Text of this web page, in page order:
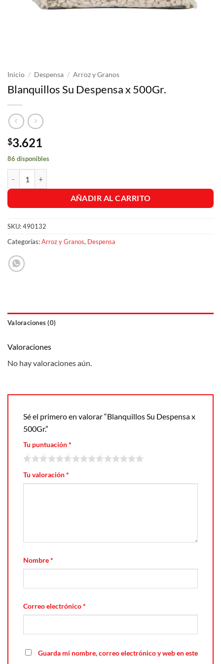
Inicio / Despensa / Arroz y Granos
Blanquillos Su Despensa x 500Gr.
$3.621
86 disponibles
AÑADIR AL CARRITO
SKU:490132
Categorías:Arroz y Granos, Despensa
Valoraciones (0)
Valoraciones
No hay valoraciones aún.
Sé el primero en valorar “Blanquillos Su Despensa x
500Gr.”
Tu puntuación*
Tu valoración*
Nombre*
Correo electrónico*
Guarda mi nombre, correo electrónico y web en este